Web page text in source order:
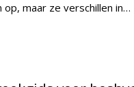
maar ze verschillen in…